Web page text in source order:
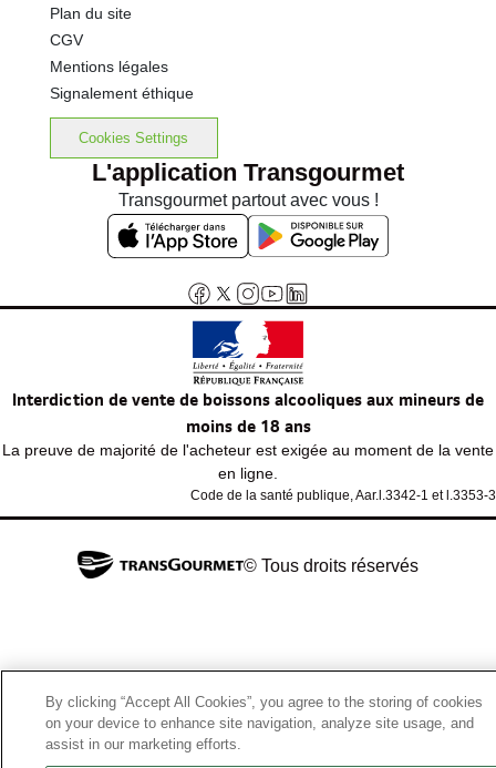
Plan du site
CGV
Mentions légales
Signalement éthique
Cookies Settings
L'application Transgourmet
Transgourmet partout avec vous !
Interdiction de vente de boissons alcooliques aux mineurs de
moins de 18 ans
La preuve de majorité de l'acheteur est exigée au moment de la vente
en ligne.
Code de la santé publique, Aar.l.3342-1 et l.3353-3
© Tous droits réservés
By clicking “Accept All Cookies”, you agree to the storing of cookies
on your device to enhance site navigation, analyze site usage, and
assist in our marketing efforts.